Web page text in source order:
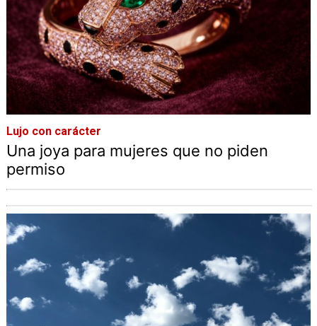
Lujo con carácter
Una joya para mujeres que no piden
permiso